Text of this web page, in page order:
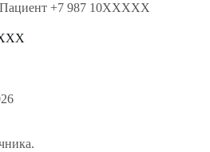
Пациент +7 987 10XXXXX